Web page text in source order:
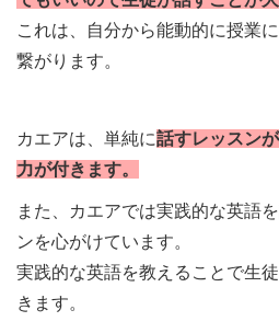
これは、自分から能動的に授業
繋がります。
カエアは、単純に話すレッスン
力が付きます。
また、カエアでは実践的な英語
ンを心がけています。
実践的な英語を教えることで生
きます。